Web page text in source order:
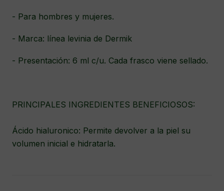
- Para hombres y mujeres.
- Marca: línea levinia de Dermik
- Presentación: 6 ml c/u. Cada frasco viene sellado.
PRINCIPALES INGREDIENTES BENEFICIOSOS:
Ácido hialuronico: Permite devolver a la piel su
volumen inicial e hidratarla.